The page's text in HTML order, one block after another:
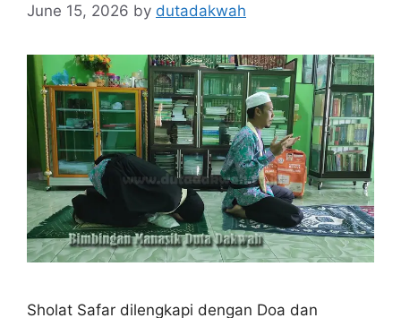
June 15, 2026 by dutadakwah
Sholat Safar dilengkapi dengan Doa dan